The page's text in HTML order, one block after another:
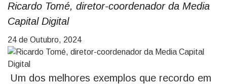
Ricardo Tomé, diretor-coordenador da Media
Capital Digital
24 de Outubro, 2024
Um dos melhores exemplos que recordo em